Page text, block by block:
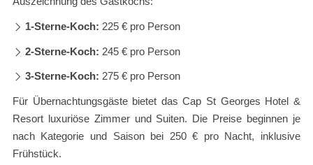
1-Sterne-Koch: 225 € pro Person
2-Sterne-Koch: 245 € pro Person
3-Sterne-Koch: 275 € pro Person
Für Übernachtungsgäste bietet das Cap St Georges Hotel &
Resort luxuriöse Zimmer und Suiten. Die Preise beginnen je
nach Kategorie und Saison bei 250 € pro Nacht, inklusive
Frühstück.